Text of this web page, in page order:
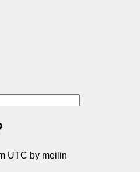
UTC by meilin